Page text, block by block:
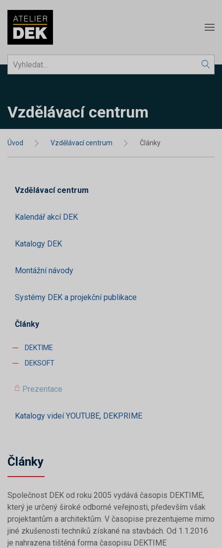
Vzdělávací centrum
Úvod Vzdělávací centrum Články
Vzdělávací centrum
Kalendář akcí DEK
Katalogy DEK
Montážní návody
Systémy DEK a projekční publikace
Články
DEKTIME
DEKSOFT
Prezentace
Katalogy videí YOUTUBE, DEKPRIME
Články
Společnost DEK od roku 2005 vydává časopis DEKTIME,
který je určený široké odborné veřejnosti, především však
projektantům a architektům. V časopise prezentujeme mimo
jiné zkušenosti techniků získané na stavbách. Od 1.1.2016
je nahrazena tištěná forma časopisu DEKTIME